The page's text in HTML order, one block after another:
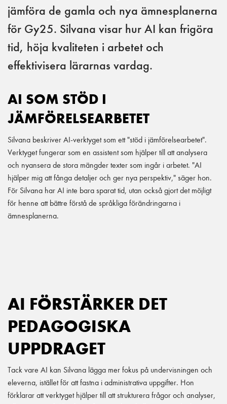
jämföra de gamla och nya ämnesplanerna
för Gy25. Silvana visar hur AI kan frigöra
tid, höja kvaliteten i arbetet och
effektivisera lärarnas vardag.
AI SOM STÖD I
JÄMFÖRELSEARBETET
Silvana beskriver AI-verktyget som ett "stöd i jämförelsearbetet".
Verktyget fungerar som en assistent som hjälper till att analysera
och nyansera de stora mängder texter som ingår i arbetet. "AI
hjälper mig att fånga detaljer och ger nya perspektiv," säger hon.
För Silvana har AI inte bara sparat tid, utan också gjort det möjligt
för henne att bättre förstå de språkliga förändringarna i
ämnesplanerna.
AI FÖRSTÄRKER DET
PEDAGOGISKA
UPPDRAGET
Tack vare AI kan Silvana lägga mer fokus på undervisningen och
eleverna, istället för att fastna i administrativa uppgifter. Hon
förklarar att verktyget hjälper till att strukturera frågor och analyser,